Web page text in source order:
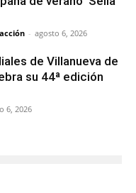
- agosto 6, 2026
de Villanueva de
su 44ª edición
6, 2026